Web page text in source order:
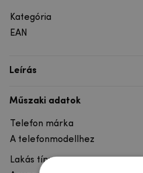
Kategória
EAN
Leírás
Műszaki adatok
Telefon márka
A telefonmodellhez
Lakás típusa